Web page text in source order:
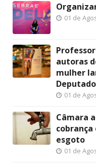
01 de
autoras
mulher
01 de
Câmara
esgoto
01 de